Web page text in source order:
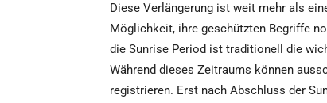
Diese Verlängerung ist weit mehr als
Möglichkeit, ihre geschützten Begriffe
die Sunrise Period ist traditionell die
Während dieses Zeitraums können
registrieren. Erst nach Abschluss der